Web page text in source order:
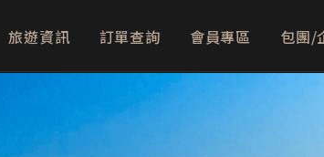
旅遊資訊 訂單查詢 會員專區 包團/